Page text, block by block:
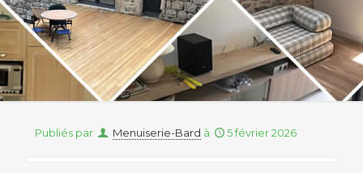
Publiés par Menuiserie-Bard à 5 février 2026